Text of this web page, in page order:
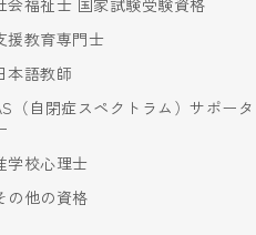
会福祉士 国家試験受験資格
援教育専門士
本語教師
（自閉症スペクトラム）サポータ
学校心理士
の他の資格